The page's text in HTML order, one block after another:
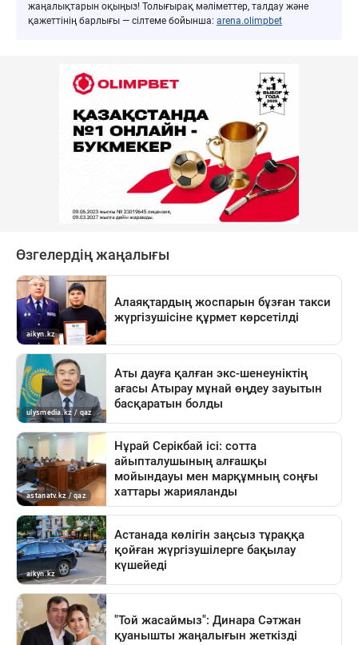
жаңалықтарын оқыңыз! Толығырақ мәліметтер, талдау және
қажеттінің барлығы — сілтеме бойынша: arena.olimpbet